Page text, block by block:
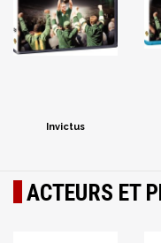
Invictus
ACTEURS ET